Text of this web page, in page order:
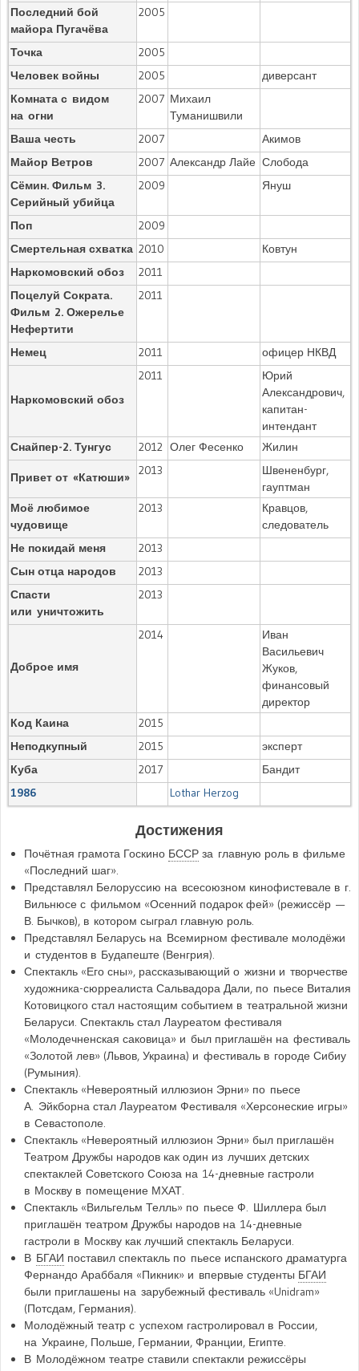
Последний бой
майора Пугачёва
2005
Точка
2005
Человек войны
2005
диверсант
Комната с видом
на огни
2007 Михаил
Туманишвили
Ваша честь
2007
Акимов
Майор Ветров
2007 Александр Лайе Слобода
Сёмин. Фильм 3.
Серийный убийца
2009 Януш
Поп
2009
Смертельная схватка 2010
Ковтун
Наркомовский обоз
2011
Поцелуй Сократа.
Фильм 2. Ожерелье
Нефертити
2011
Немец 2011 офицер НКВД
Наркомовский обоз
2011
Юрий
Александрович,
капитан-
интендант
Снайпер-2. Тунгус
2012 Олег Фесенко Жилин
Привет от «Катюши» 2013
Швененбург,
гауптман
Моё любимое
чудовище
2013
Кравцов,
следователь
Не покидай меня
2013
Сын отца народов
2013
Спасти
или уничтожить
2013
Доброе имя
2014
Иван
Васильевич
Жуков,
финансовый
директор
Код Каина
2015
Неподкупный
2015
эксперт
Куба
2017
Бандит
1986
Lothar Herzog
Достижения
Почётная грамота Госкино БССР за главную роль в фильме
«Последний шаг».
Представлял Белоруссию на всесоюзном кинофистевале в г.
Вильнюсе с фильмом «Осенний подарок фей» (режиссёр —
В. Бычков), в котором сыграл главную роль.
Представлял Беларусь на Всемирном фестивале молодёжи
и студентов в Будапеште (Венгрия).
Спектакль «Его сны», рассказывающий о жизни и творчестве
художника-сюрреалиста Сальвадора Дали, по пьесе Виталия
Котовицкого стал настоящим событием в театральной жизни
Беларуси. Спектакль стал Лауреатом фестиваля
«Молодечненская саковица» и был приглашён на фестиваль
«Золотой лев» (Львов, Украина) и фестиваль в городе Сибиу
(Румыния).
Спектакль «Невероятный иллюзион Эрни» по пьесе
А. Эйкборна стал Лауреатом Фестиваля «Херсонеские игры»
в Севастополе.
Спектакль «Невероятный иллюзион Эрни» был приглашён
Театром Дружбы народов как один из лучших детских
спектаклей Советского Союза на 14-дневные гастроли
в Москву в помещение МХАТ.
Спектакль «Вильгельм Телль» по пьесе Ф. Шиллера был
приглашён театром Дружбы народов на 14-дневные
гастроли в Москву как лучший спектакль Беларуси.
В БГАИ поставил спектакль по пьесе испанского драматурга
Фернандо Араббаля «Пикник» и впервые студенты БГАИ
были приглашены на зарубежный фестиваль «Unidram»
(Потсдам, Германия).
Молодёжный театр с успехом гастролировал в России,
на Украине, Польше, Германии, Франции, Египте.
В Молодёжном театре ставили спектакли режиссёры